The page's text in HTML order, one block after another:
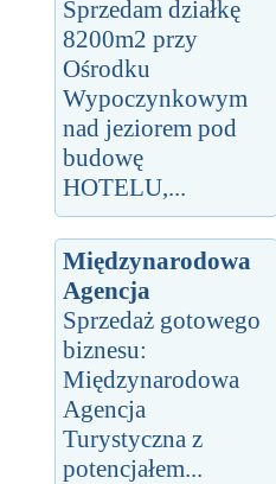
Sprzedam działkę
8200m2 przy
Ośrodku
Wypoczynkowym
nad jeziorem pod
budowę
HOTELU,...
Międzynarodowa
Agencja
Sprzedaż gotowego
biznesu:
Międzynarodowa
Agencja
Turystyczna z
potencjałem...